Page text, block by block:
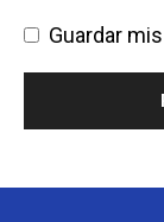
Guardar